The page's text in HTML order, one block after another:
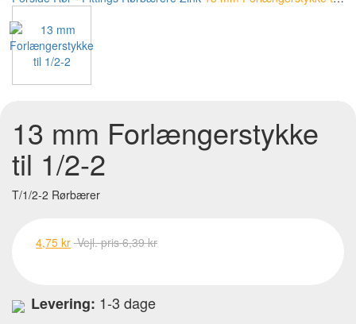
13 mm Forlængerstykke
til 1/2-2
T/1/2-2 Rørbærer
4,75 kr Vejl. pris 6,39 kr
Levering: 1-3 dage